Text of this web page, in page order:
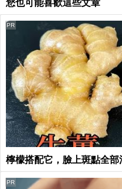
您也可能喜歡這些文章
檸檬搭配它，臉上斑點全
PR
PR